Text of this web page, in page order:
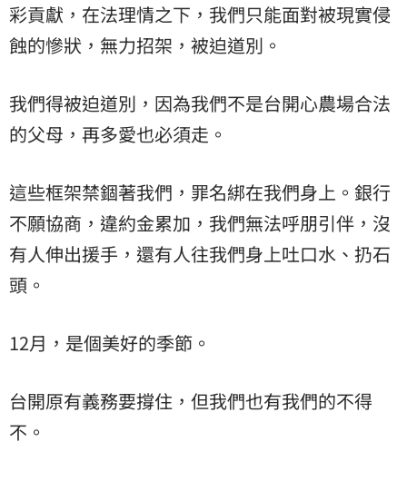
彩貢獻，在法理情之下，我們只能面對被現實侵
蝕的慘狀，無力招架，被迫道別。
我們得被迫道別，因為我們不是台開心農場合法
的父母，再多愛也必須走。
這些框架禁錮著我們，罪名綁在我們身上。銀行
不願協商，違約金累加，我們無法呼朋引伴，沒
有人伸出援手，還有人往我們身上吐口水、扔石
頭。
12月，是個美好的季節。
台開原有義務要撐住，但我們也有我們的不得
不。